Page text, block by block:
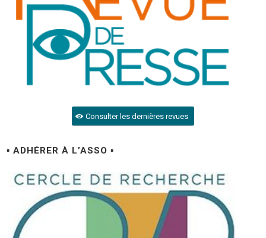
Consulter les dernières revues
▪ ADHÉRER À L’ASSO ▪